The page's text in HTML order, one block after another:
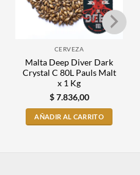
CERVEZA
Malta Deep Diver Dark
Crystal C 80L Pauls Malt
x 1 Kg
$7.836,00
AÑADIR AL CARRITO